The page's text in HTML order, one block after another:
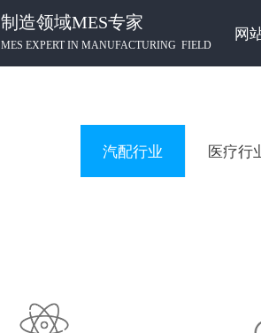
制造领域MES专家
MES EXPERT IN MANUFACTURING FIELD
网
汽配行业 医疗行